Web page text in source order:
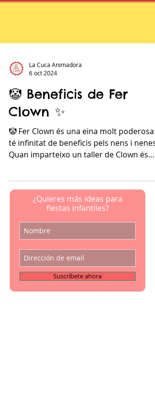
La Cuca Animadora
6 oct 2024
🤡 Beneficis de Fer
Clown ✨
🤡 Fer Clown és una eina molt poderosa i
fascinant...
¿Quieres más ideas para
fiestas infantiles?